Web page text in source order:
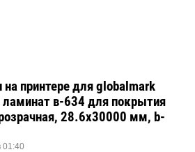
принтере для globalmark
ламинат в-634 для покрытия
28.6x30000 мм, b-
01:40